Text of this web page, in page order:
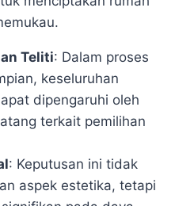
Teliti: Dalam proses
keseluruhan
dipengaruhi oleh
terkait pemilihan
: Keputusan ini tidak
aspek estetika, tetapi